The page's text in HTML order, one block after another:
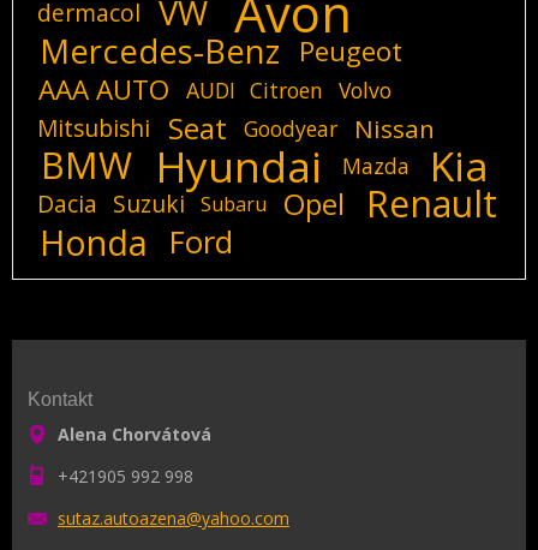
dermacol
VW Avon
Mercedes-Benz
Peugeot
AAA AUTO
AUDI Citroen Volvo
Mitsubishi Seat Goodyear Nissan
BMW Hyundai Mazda Kia
Dacia Suzuki Subaru Opel Renault
Honda Ford
Kontakt
Alena Chorvátová
+421905 992 998
sutaz.autoazena@yahoo.com